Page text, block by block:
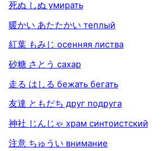
死ぬ しぬ умирать
暖かい あたたかい теплый
紅葉 もみじ осенняя листва
砂糖 さとう сахар
走る はしる бежать бегать
友達 ともだち друг подруга
神社 じんじゃ храм синтоистский
注意 ちゅうい внимание